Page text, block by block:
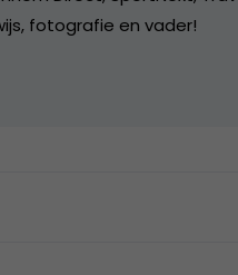
fotografie en vader!